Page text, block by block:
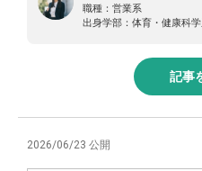
職種： 営業系
出身学部： 体育・健康科学
記事
2026/06/23 公開